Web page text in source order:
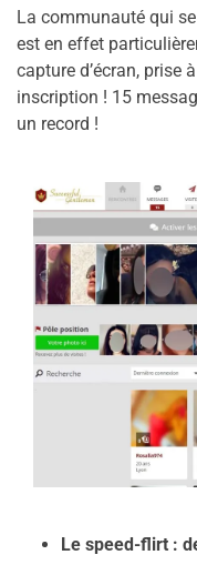
La communauté qui
est en effet
capture d’écran, prise
inscription ! 15
un record !
Le speed-flirt :